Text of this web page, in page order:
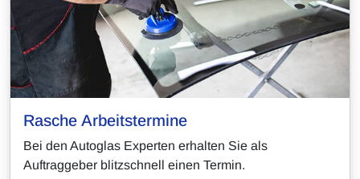
Rasche Arbeitstermine
Bei den Autoglas Experten erhalten Sie als
Auftraggeber blitzschnell einen Termin.